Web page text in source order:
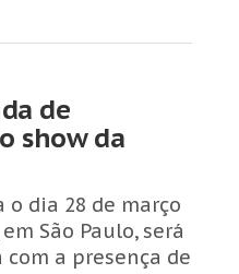
de
show da
o dia 28 de março
São Paulo, será
a presença de